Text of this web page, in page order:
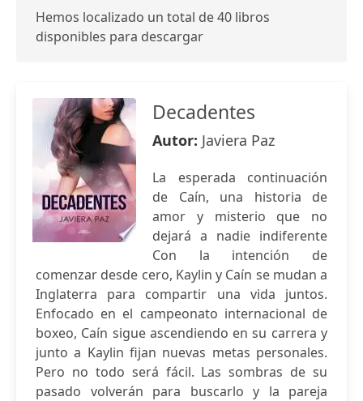
Hemos localizado un total de 40 libros
disponibles para descargar
Decadentes
Autor: Javiera Paz
La esperada continuación
de Caín, una historia de
amor y misterio que no
dejará a nadie indiferente
Con la intención de
comenzar desde cero, Kaylin y Caín se mudan a
Inglaterra para compartir una vida juntos.
Enfocado en el campeonato internacional de
boxeo, Caín sigue ascendiendo en su carrera y
junto a Kaylin fijan nuevas metas personales.
Pero no todo será fácil. Las sombras de su
pasado volverán para buscarlo y la pareja